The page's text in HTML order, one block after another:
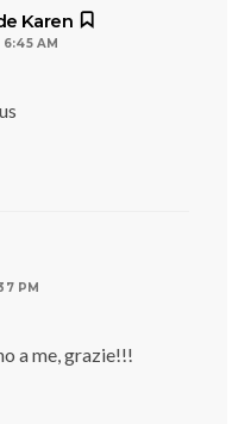
Karen
6:45 AM
PM
a me, grazie!!!